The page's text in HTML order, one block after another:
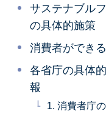
サステナブル
の具体的施策
消費者ができ
各省庁の具体
報
1. 消費者庁